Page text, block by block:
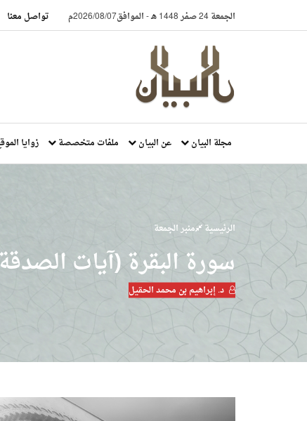
الجمعة 24 صفر 1448 هـ -الموافق2026/08/07م تواصل معنا
مجلة البيان عن البيان ملفات متخصصة زوايا
الرئيسية منبر الجمعة
سورة البقرة (آيات
د. إبراهيم بن محمد الحقيل